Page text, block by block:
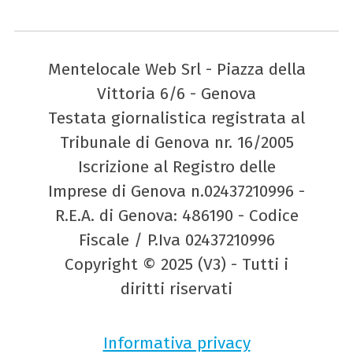
Mentelocale Web Srl - Piazza della
Vittoria 6/6 - Genova
Testata giornalistica registrata al
Tribunale di Genova nr. 16/2005
Iscrizione al Registro delle
Imprese di Genova n.02437210996 -
R.E.A. di Genova: 486190 - Codice
Fiscale / P.Iva 02437210996
Copyright © 2025 (V3) - Tutti i
diritti riservati
Informativa privacy